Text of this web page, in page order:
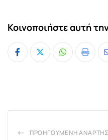
Κοινοποιήστε αυτή
Whatsapp
Print
ΠΡΟΗΓΟΎΜΕΝΗ